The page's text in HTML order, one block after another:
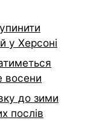
у Херсоні
восени
до зими
послів